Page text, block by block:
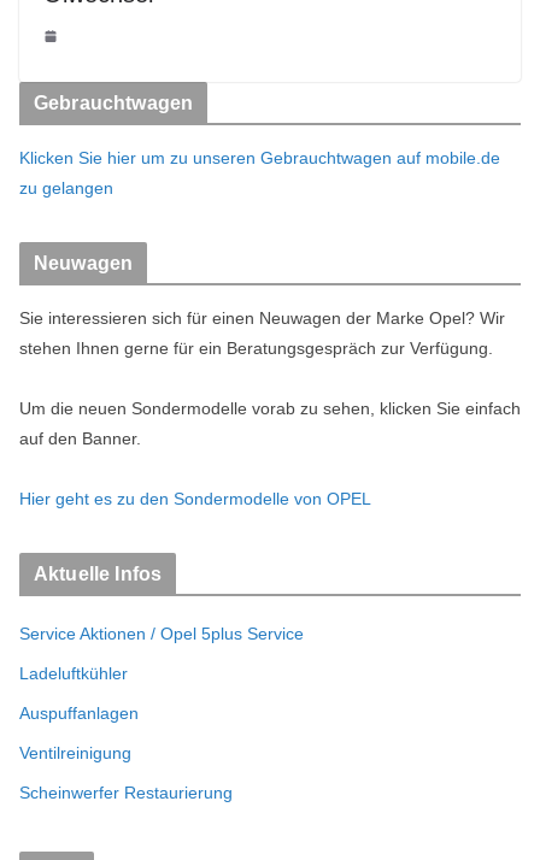
Gebrauchtwagen
Klicken Sie hier um zu unseren Gebrauchtwagen auf mobile.de
zu gelangen
Neuwagen
Sie interessieren sich für einen Neuwagen der Marke Opel? Wir
stehen Ihnen gerne für ein Beratungsgespräch zur Verfügung.
Um die neuen Sondermodelle vorab zu sehen, klicken Sie einfach
auf den Banner.
Hier geht es zu den Sondermodelle von OPEL
Aktuelle Infos
Service Aktionen / Opel 5plus Service
Ladeluftkühler
Auspuffanlagen
Ventilreinigung
Scheinwerfer Restaurierung